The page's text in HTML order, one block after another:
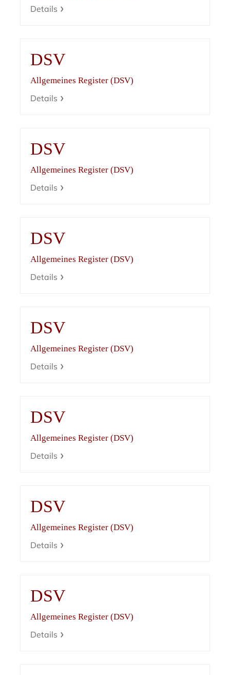
Details
DSV
Allgemeines Register (DSV)
Details
DSV
Allgemeines Register (DSV)
Details
DSV
Allgemeines Register (DSV)
Details
DSV
Allgemeines Register (DSV)
Details
DSV
Allgemeines Register (DSV)
Details
DSV
Allgemeines Register (DSV)
Details
DSV
Allgemeines Register (DSV)
Details